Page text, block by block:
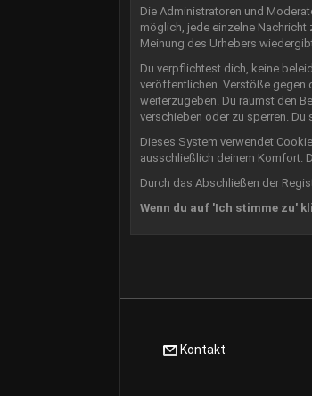
Die Administratoren und
möglich, jede einzelne
Meinung des Urhebers
Du verpflichtest dich, keine
veröffentlichen. Verstöße gegen
weiterzugeben. Du räumst den
verschieben oder zu sperren. Du
Dieses System verwendet
ausschließlich deinem Komfort.
Durch das Abschließen der
Wenn du auf 'Ich stimme zu'
Kontakt